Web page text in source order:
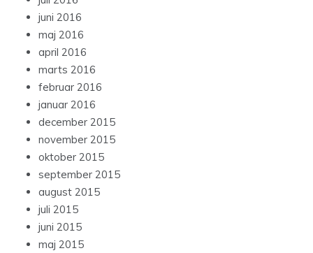
juni 2016
maj 2016
april 2016
marts 2016
februar 2016
januar 2016
december 2015
november 2015
oktober 2015
september 2015
august 2015
juli 2015
juni 2015
maj 2015